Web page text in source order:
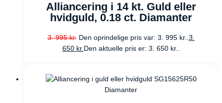
Alliancering i 14 kt. Guld eller
hvidguld, 0.18 ct. Diamanter
3. 995kr. Den oprindelige pris var: 3. 995 kr..3.
650 kr. Den aktuelle pris er: 3. 650 kr..
Diamanter